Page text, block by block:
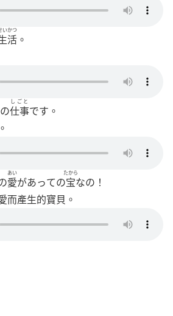
活
いかつ
。
仕事
しごと
です。
愛
あい
があっての宝
たから
なの！
而產生的寶貝。